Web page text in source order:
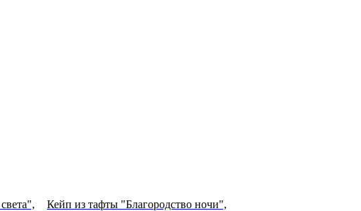
Кейп из тафты "Благородство ночи",